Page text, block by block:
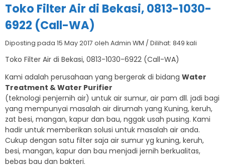
Toko Filter Air di Bekasi, 0813-1030-
6922 (Call-WA)
Diposting pada 15 May 2017 oleh Admin WM / Dilihat: 849 kali
Toko Filter Air di Bekasi, 0813-1030-6922 (Call-WA)
Kami adalah perusahaan yang bergerak di bidang Water
Treatment & Water Purifier
(teknologi penjernih air) untuk air sumur, air pam dll. jadi bagi
yang mempunyai masalah air dirumah yang Kuning, keruh,
zat besi, mangan, kapur dan bau, nggak usah pusing. Kami
hadir untuk memberikan solusi untuk masalah air anda.
Cukup dengan satu filter saja air sumur yg kuning, keruh,
besi, mangan, kapur dan bau menjadi jernih berkualitas,
bebas bau dan bakteri.